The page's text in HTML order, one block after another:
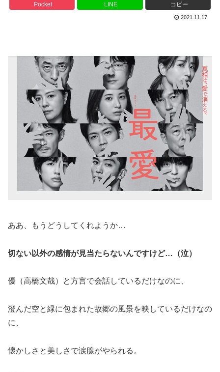
Pocket LINE コピー
2021.11.17
ああ、もうどうしてくれようか…
切ない以外の感情が見当たらないんですけど…（泣）
優（高橋文哉）と方言で会話しているだけなのに、
澄んだ空と緑に包まれた故郷の風景を映しているだけなの
に、
懐かしさと美しさで涙腺がやられる。